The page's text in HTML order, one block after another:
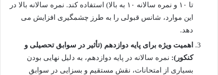
تا ۱۰ و نمره سالانه ۱۰ به بالا) استفاده کند. نمره سالانه بالا در
این موارد، شانس قبولی را به طرز چشمگیری افزایش می
دهد.
اهمیت ویژه برای پایه دوازدهم (تأثیر در سوابق تحصیلی و
کنکور): نمره سالانه در پایه دوازدهم، به دلیل نهایی بودن
بسیاری از امتحانات، نقش مستقیم و بسزایی در سوابق